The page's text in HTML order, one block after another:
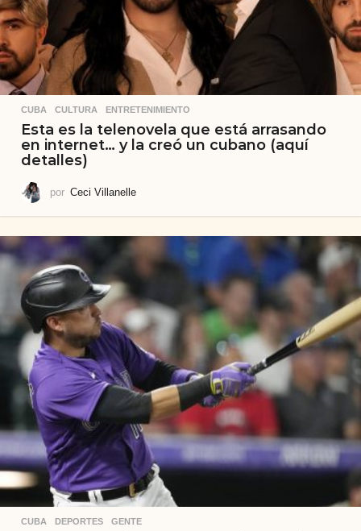
CUBA ,CULTURA ,ENTRETENIMIENTO
Esta es la telenovela que está arrasando
en internet… y la creó un cubano (aquí
detalles)
por Ceci Villanelle
CUBA ,DEPORTES ,GENTE